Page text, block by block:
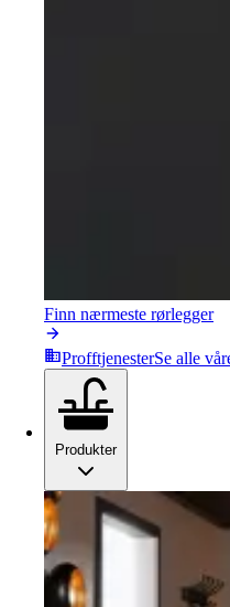
Finn nærmeste rørlegger
ProfftjenesterSe alle
Produkter